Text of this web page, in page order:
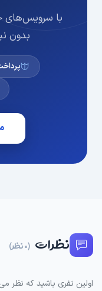
با سرویس‌های
بدون
نظرات (0 نظر)
اولین نفری باشید که نظر